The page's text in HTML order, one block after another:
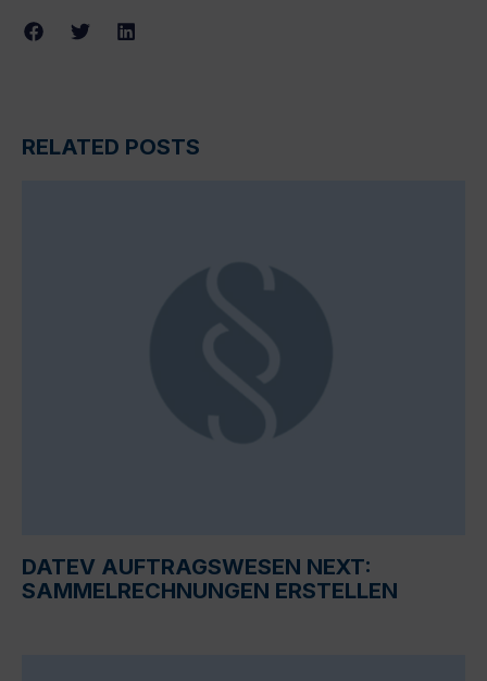
RELATED POSTS
DATEV AUFTRAGSWESEN NEXT:
SAMMELRECHNUNGEN ERSTELLEN